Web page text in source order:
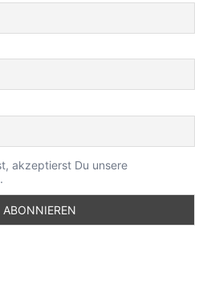
akzeptierst Du unsere